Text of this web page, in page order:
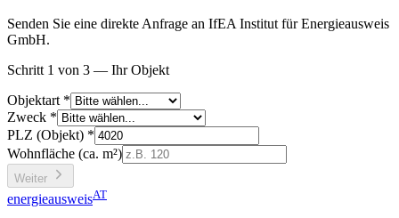
Senden Sie eine direkte Anfrage an IfEA Institut für Energieausweis
GmbH.
Schritt 1 von 3 — Ihr Objekt
Objektart *
Zweck *
PLZ (Objekt) *
Wohnfläche (ca. m²)
Weiter
energieausweisAT